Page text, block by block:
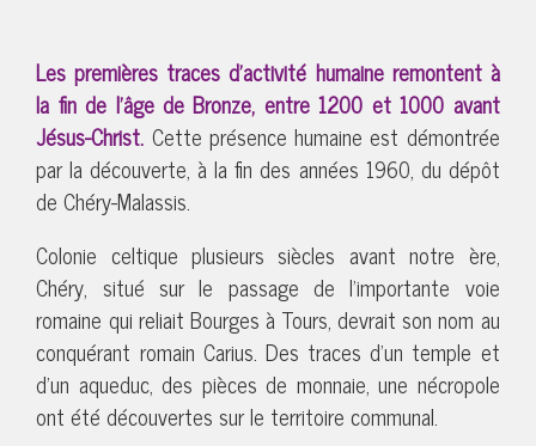
Les premières traces d’activité humaine remontent à
la fin de l’âge de Bronze, entre 1200 et 1000 avant
Jésus-Christ. Cette présence humaine est démontrée
par la découverte, à la fin des années 1960, du dépôt
de Chéry-Malassis.
Colonie celtique plusieurs siècles avant notre ère,
Chéry, situé sur le passage de l’importante voie
romaine qui reliait Bourges à Tours, devrait son nom au
conquérant romain Carius. Des traces d’un temple et
d’un aqueduc, des pièces de monnaie, une nécropole
ont été découvertes sur le territoire communal.